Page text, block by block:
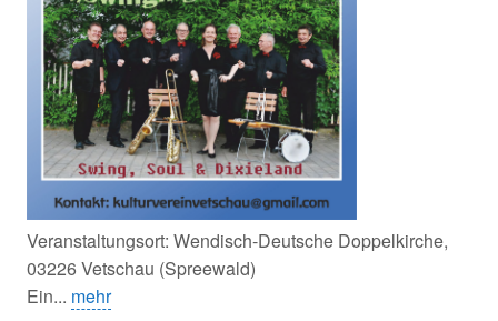
Veranstaltungsort: Wendisch-Deutsche Doppelkirche,
03226 Vetschau (Spreewald)
Ein... mehr